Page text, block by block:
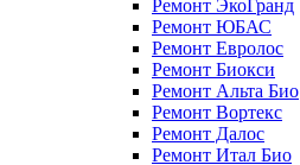
Ремонт ЭкоГранд
Ремонт ЮБАС
Ремонт Евролос
Ремонт Биокси
Ремонт Альта Био
Ремонт Вортекс
Ремонт Далос
Ремонт Итал Био